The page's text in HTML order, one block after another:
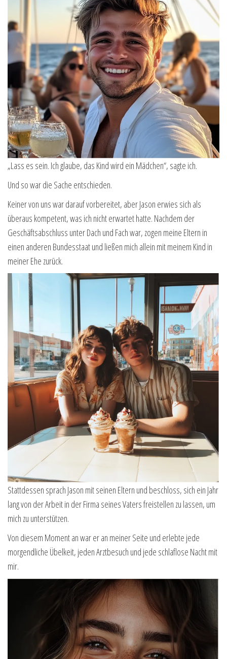
„Lass es sein. Ich glaube, das Kind wird ein Mädchen“, sagte ich.
Und so war die Sache entschieden.
Keiner von uns war darauf vorbereitet, aber Jason erwies sich als
überaus kompetent, was ich nicht erwartet hatte. Nachdem der
Geschäftsabschluss unter Dach und Fach war, zogen meine Eltern in
einen anderen Bundesstaat und ließen mich allein mit meinem Kind in
meiner Ehe zurück.
Stattdessen sprach Jason mit seinen Eltern und beschloss, sich ein Jahr
lang von der Arbeit in der Firma seines Vaters freistellen zu lassen, um
mich zu unterstützen.
Von diesem Moment an war er an meiner Seite und erlebte jede
morgendliche Übelkeit, jeden Arztbesuch und jede schlaflose Nacht mit
mir.